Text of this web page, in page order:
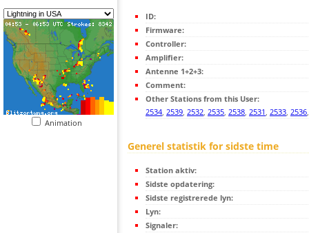
Animation
ID:
Firmware:
Controller:
Amplifier:
Antenne 1+2+3:
Comment:
Other Stations from this User:
2534, 2539, 2532, 2535, 2538, 2531, 2533, 2536
Generel statistik for sidste time
Station aktiv:
Sidste opdatering:
Sidste registrerede lyn:
Lyn:
Signaler: